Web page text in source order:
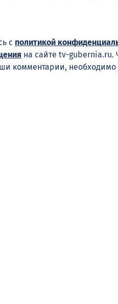
с политикой
на сайте tv-gubernia.ru.
комментарии, необходимо